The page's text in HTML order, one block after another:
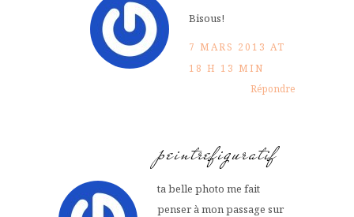
Bisous!
7 MARS 2013 AT
18 H 13 MIN
Répondre
peintrefiguratif
ta belle photo me fait
penser à mon passage sur